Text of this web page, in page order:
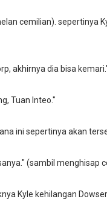
cemilian). sepertinya
akhirnya dia bisa
Tuan Inteo."
ini sepertinya akan
(sambil menghisap
Kyle kehilangan